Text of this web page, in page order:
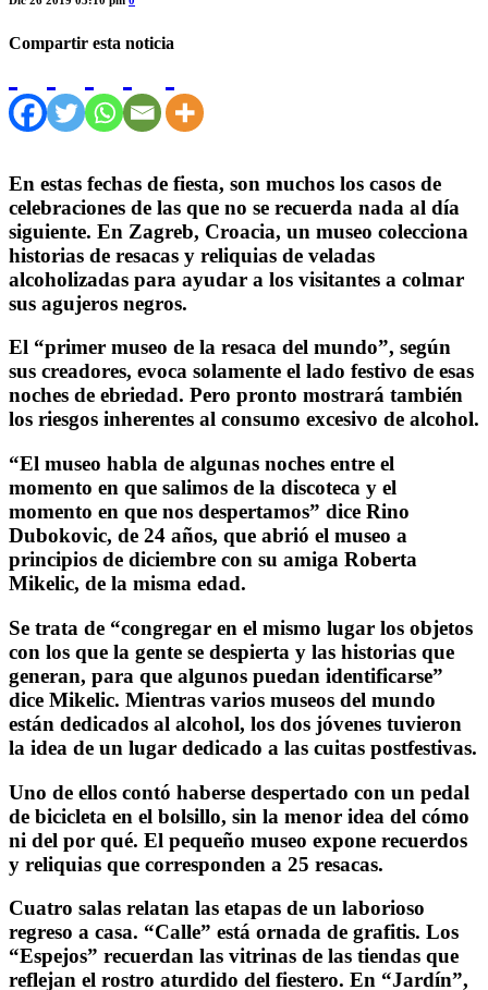
Compartir esta noticia
En estas fechas de fiesta, son muchos los casos de
celebraciones de las que no se recuerda nada al día
siguiente. En Zagreb, Croacia, un museo colecciona
historias de resacas y reliquias de veladas
alcoholizadas para ayudar a los visitantes a colmar
sus agujeros negros.
El “primer museo de la resaca del mundo”, según
sus creadores, evoca solamente el lado festivo de esas
noches de ebriedad. Pero pronto mostrará también
los riesgos inherentes al consumo excesivo de alcohol.
“El museo habla de algunas noches entre el
momento en que salimos de la discoteca y el
momento en que nos despertamos” dice Rino
Dubokovic, de 24 años, que abrió el museo a
principios de diciembre con su amiga Roberta
Mikelic, de la misma edad.
Se trata de “congregar en el mismo lugar los objetos
con los que la gente se despierta y las historias que
generan, para que algunos puedan identificarse”
dice Mikelic. Mientras varios museos del mundo
están dedicados al alcohol, los dos jóvenes tuvieron
la idea de un lugar dedicado a las cuitas postfestivas.
Uno de ellos contó haberse despertado con un pedal
de bicicleta en el bolsillo, sin la menor idea del cómo
ni del por qué. El pequeño museo expone recuerdos
y reliquias que corresponden a 25 resacas.
Cuatro salas relatan las etapas de un laborioso
regreso a casa. “Calle” está ornada de grafitis. Los
“Espejos” recuerdan las vitrinas de las tiendas que
reflejan el rostro aturdido del fiestero. En “Jardín”,